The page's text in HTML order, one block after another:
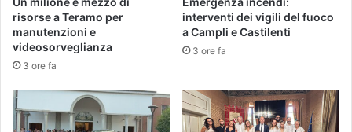
risorse a Teramo per
manutenzioni e
videosorveglianza
3 ore fa
interventi dei vigili del fuoco
a Campli e Castilenti
3 ore fa